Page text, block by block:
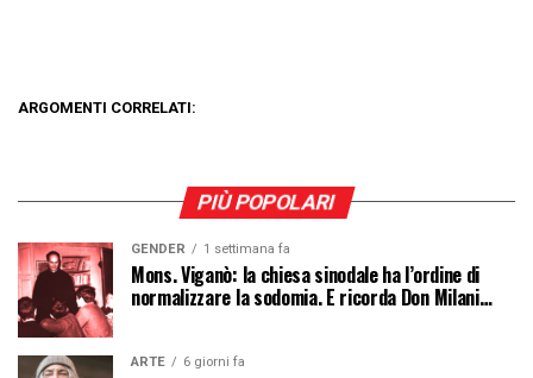
ARGOMENTI CORRELATI:
PIÙ POPOLARI
GENDER 1 settimana fa
Mons. Viganò: la chiesa sinodale ha l’ordine di
normalizzare la sodomia. E ricorda Don Milani…
ARTE 6 giorni fa